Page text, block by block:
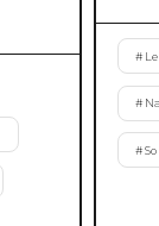
#
#
#